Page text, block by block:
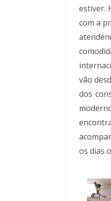
estiver.
com a
vão
dos
os dias